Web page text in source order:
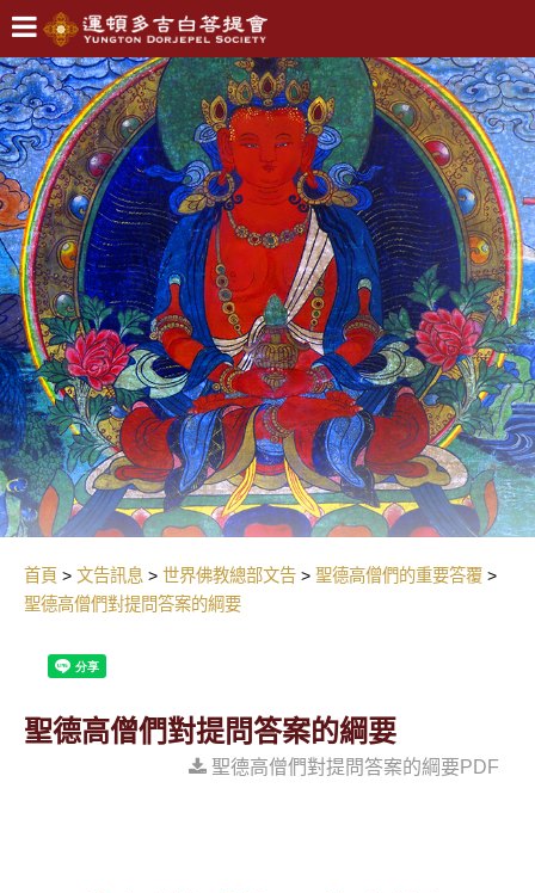
首頁 文告訊息 世界佛教總部文告
聖德高僧們的重要答覆
聖德高僧們對提問答案的綱要
聖德高僧們對提問答案的綱要
聖德高僧們對提問答案的綱要PDF